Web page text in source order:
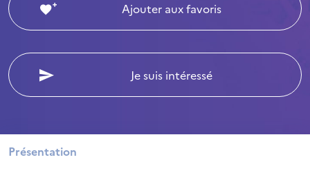
Ajouter aux favoris
Je suis intéressé
Présentation